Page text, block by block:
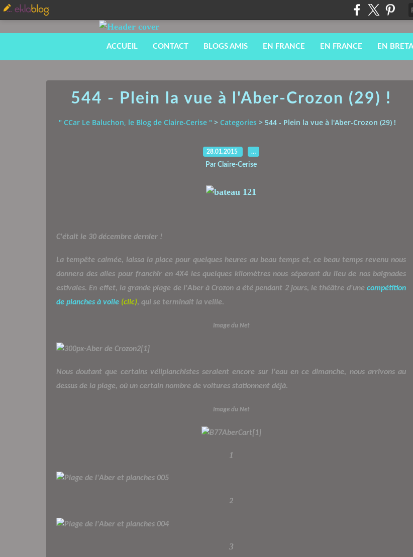
ACCUEIL CONTACT BLOGS AMIS EN FRANCE EN FRANCE EN
544 - Plein la vue à l'Aber-Crozon (29) !
" CCar Le Baluchon, le Blog de Claire-Cerise " > Categories > 544 - Plein la vue à l'Aber-Crozon (29) !
28.01.2015 …
Par Claire-Cerise
C'était le 30 décembre dernier !
La tempête calmée, laissa la place pour quelques heures au beau temps et, ce beau temps revenu nous
donnera des ailes pour franchir en 4X4 les quelques kilomètres nous séparant du lieu de nos baignades
estivales. En effet, la grande plage de l'Aber à Crozon a été pendant 2 jours, le théâtre d'une compétition
de planches à voile (clic), qui se terminait la veille.
Image du Net
Nous doutant que certains véliplanchistes seraient encore sur l'eau en ce dimanche, nous arrivons au
dessus de la plage, où un certain nombre de voitures stationnent déjà.
Image du Net
1
2
3